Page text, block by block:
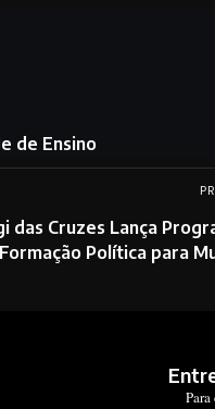
de Ensino
das Cruzes Lança
Formação Política para